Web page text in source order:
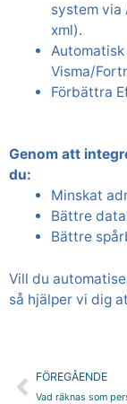
system via
xml).
Visma/
Förbättra
Genom att
du:
Minskat
Bättre
Bättre
Vill du
så hjälper vi dig
FÖREGÅENDE